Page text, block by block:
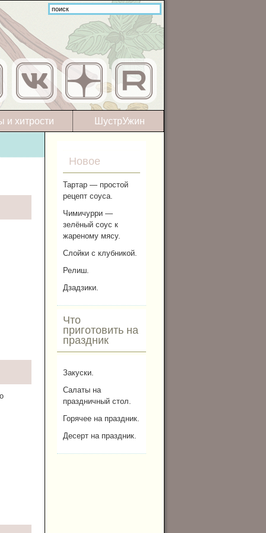
ШустрУжин
и хитрости
Новое
Тартар — простой
рецепт соуса.
Чимичурри —
зелёный соус к
жареному мясу.
Слойки с клубникой.
Релиш.
Дзадзики.
Что
приготовить на
праздник
Закуски.
Салаты на
праздничный стол.
Горячее на праздник.
Десерт на праздник.